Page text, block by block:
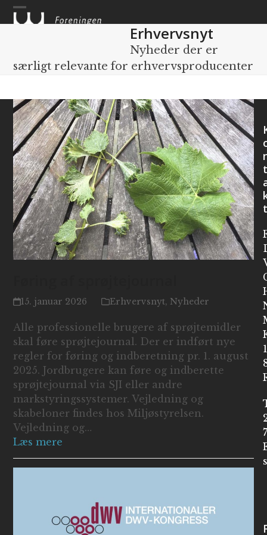
Skip
to
Erhvervsnyt
Nyheder der er
særligt relevante for erhvervsproducenter
15. januar 2026 Erhvervsnyt, Nyheder
Alle professionelle brugere af sprøjtemidler
skal føre sprøjtejournal. Der er indført nye
regler for føring og indberetning pr. 1. august
2025. Jordbrugere kan føre og indberette
sprøjtejournal via SJI eller andre
markstyringssystemer. Vejledning og
skabeloner findes hos Miljøstyrelsen.
Vejledning og…
Læs mere
t
t